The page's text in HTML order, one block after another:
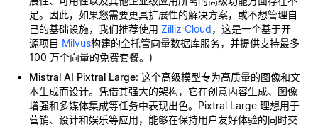
足。因此，如果您需要更具扩展性的解决方案，或不想管理自
己的基础设施，我们推荐使用 Zilliz Cloud，这是一个基于开
源项目 Milvus构建的全托管向量数据库服务，并提供支持最多
100 万个向量的免费套餐。)
Mistral AI Pixtral Large: 这个高级模型专为高质量的图像和文
本生成而设计。凭借其强大的架构，它在创意内容生成、图像
增强和多媒体集成等任务中表现出色。Pixtral Large 理想用于
营销、设计和娱乐等应用，能够在保持用户友好体验的同时交